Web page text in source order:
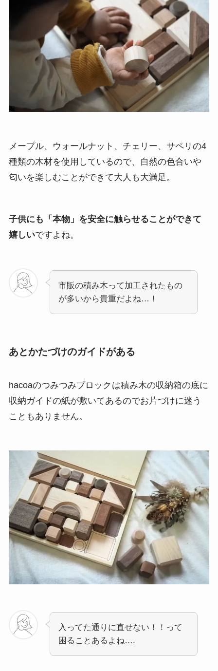
メープル、ウォールナット、チェリー、サペリの4
種類の木材を使用しているので、自然の色合いや
匂いを楽しむことができて大人も大満足。
子供にも「本物」を安全に触らせることができて
嬉しいですよね。
市販の積み木って加工されたもの
が多いから貴重だよね…！
あとかたづけのガイドがある
hacoaのつみつみブロック は積み木の収納箱の底に
収納ガイドの紙が敷いてあるのでお片づけに迷う
こともありません。
入ってた通りに直せない！！って
困ることあるよね….